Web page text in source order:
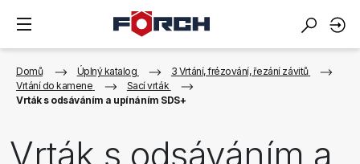
Domů Úplný katalog
3 Vrtání, frézování, řezání závitů
Vrtání do kamene
Sací vrták
Vrták s odsáváním a upínáním SDS+
Vrták s odsáváním a